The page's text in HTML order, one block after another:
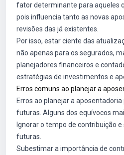
fator determinante para aqueles
pois influencia tanto as novas
revisões das já existentes.
Por isso, estar ciente das
não apenas para os segurados,
planejadores financeiros e
estratégias de investimentos e
Erros comuns ao planejar a
Erros ao planejar a
futuras. Alguns dos equívocos
Ignorar o tempo de contribuição
futuras.
Subestimar a importância de